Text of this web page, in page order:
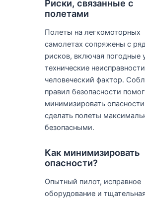
Риски, связанные с
полетами
Полеты на легкомоторных
самолетах сопряжены с
рисков, включая погодные
технические
человеческий фактор.
правил безопасности
минимизировать
сделать полеты
безопасными.
Как минимизировать
опасности?
Опытный пилот, исправное
оборудование и тщательная